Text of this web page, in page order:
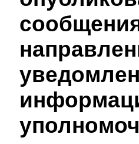
(лица,
в